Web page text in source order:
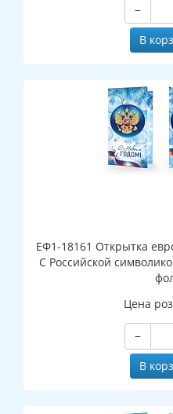
−
В
ЕФ1-18161 Открытка
С Российской
Цена
−
В